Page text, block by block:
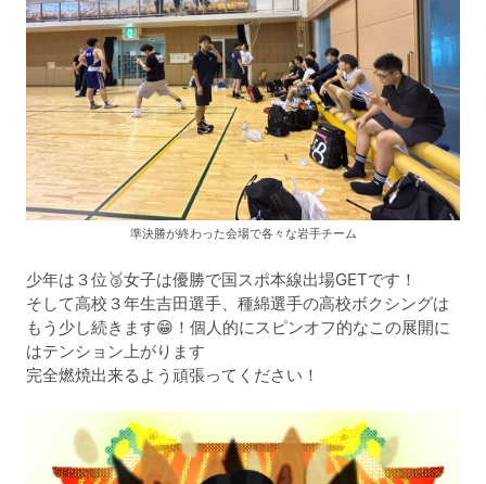
準決勝が終わった会場で各々な岩手チーム
少年は３位🥉女子は優勝で国スポ本線出場GETです！
そして高校３年生吉田選手、種綿選手の高校ボクシングは
もう少し続きます😁！個人的にスピンオフ的なこの展開に
はテンション上がります
完全燃焼出来るよう頑張ってください！